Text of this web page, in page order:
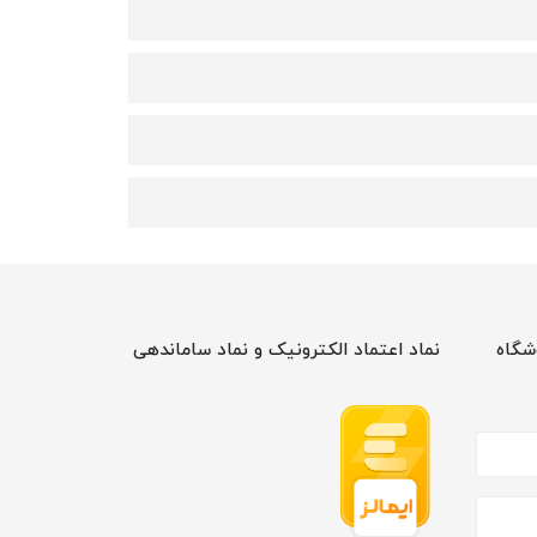
نماد اعتماد الکترونیک و نماد ساماندهی